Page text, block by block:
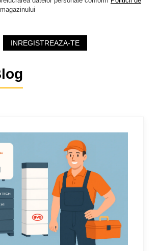
INREGISTREAZA-TE